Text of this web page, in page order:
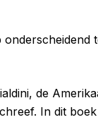
de
In dit